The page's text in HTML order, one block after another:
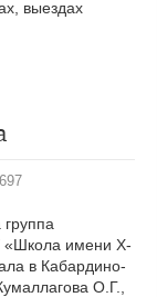
выездах
697
имени Х-
в Кабардино-
О.Г.,